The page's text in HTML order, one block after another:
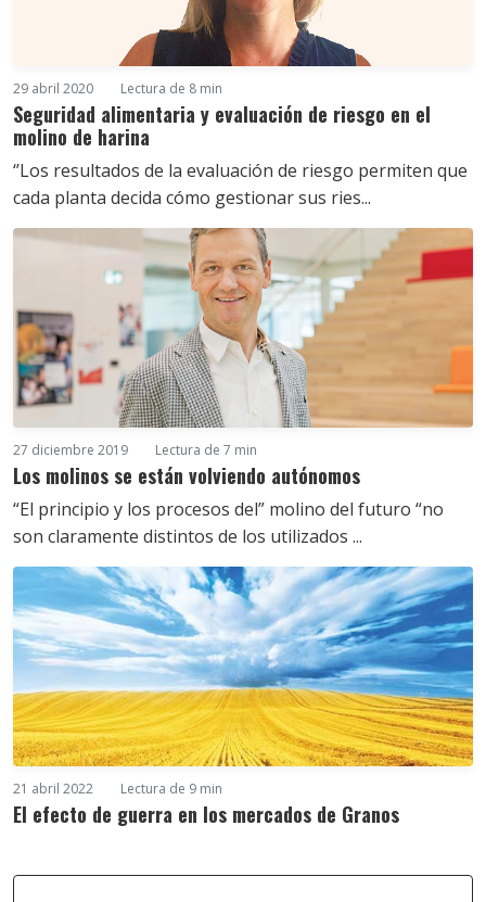
29 abril 2020 Lectura de 8 min
Seguridad alimentaria y evaluación de riesgo en el
molino de harina
‘’Los resultados de la evaluación de riesgo permiten que
cada planta decida cómo gestionar sus ries...
27 diciembre 2019 Lectura de 7 min
Los molinos se están volviendo autónomos
“El principio y los procesos del” molino del futuro “no
son claramente distintos de los utilizados ...
21 abril 2022 Lectura de 9 min
El efecto de guerra en los mercados de Granos